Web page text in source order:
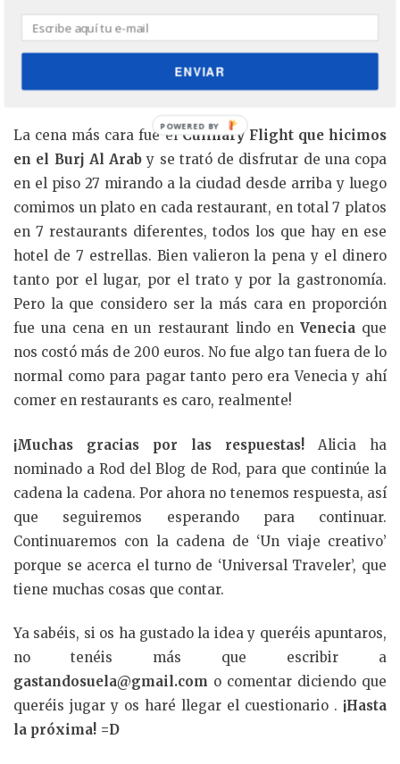
La cena más cara fue elCulinary Flight que hicimos
en el Burj Al Arab y se trató de disfrutar de una copa
en el piso 27 mirando a la ciudad desde arriba y luego
comimos un plato en cada restaurant, en total 7 platos
en 7 restaurants diferentes, todos los que hay en ese
hotel de 7 estrellas. Bien valieron la pena y el dinero
tanto por el lugar, por el trato y por la gastronomía.
Pero la que considero ser la más cara en proporción
fue una cena en un restaurant lindo en Veneciaque
nos costó más de 200 euros. No fue algo tan fuera de lo
normal como para pagar tanto pero era Venecia y ahí
comer en restaurants es caro, realmente!
¡Muchas gracias por las respuestas! Alicia ha
nominado a Rod del Blog de Rod, para que continúe la
cadena la cadena. Por ahora no tenemos respuesta, así
que seguiremos esperando para continuar.
Continuaremos con la cadena de ‘Un viaje creativo’
porque se acerca el turno de ‘Universal Traveler’, que
tiene muchas cosas que contar.
Ya sabéis, si os ha gustado la idea y queréis apuntaros,
no tenéis más que escribir a
gastandosuela@gmail.com o comentar diciendo que
queréis jugar y os haré llegar el cuestionario . ¡Hasta
la próxima! =D
ENVIAR